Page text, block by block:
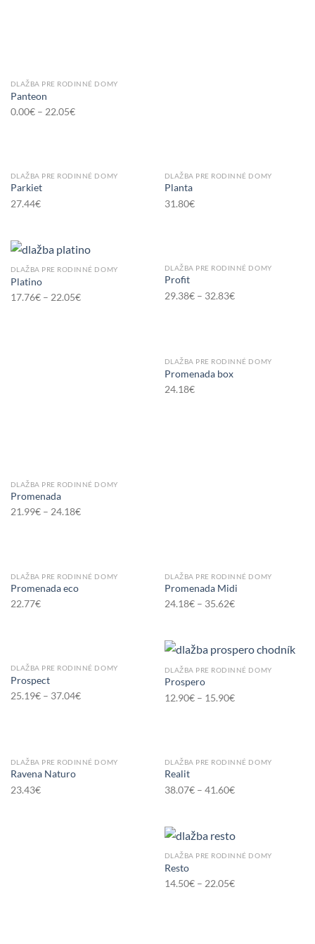
DLAŽBA PRE RODINNÉ DOMY
Panteon
0.00€– 22.05€
DLAŽBA PRE RODINNÉ DOMY
Parkiet
27.44€
DLAŽBA PRE RODINNÉ DOMY
Planta
31.80€
DLAŽBA PRE RODINNÉ DOMY
Platino
17.76€– 22.05€
DLAŽBA PRE RODINNÉ DOMY
Profit
29.38€– 32.83€
DLAŽBA PRE RODINNÉ DOMY
Promenada
21.99€– 24.18€
DLAŽBA PRE RODINNÉ DOMY
Promenada box
24.18€
DLAŽBA PRE RODINNÉ DOMY
Promenada eco
22.77€
DLAŽBA PRE RODINNÉ DOMY
Promenada Midi
24.18€– 35.62€
DLAŽBA PRE RODINNÉ DOMY
Prospect
25.19€– 37.04€
DLAŽBA PRE RODINNÉ DOMY
Prospero
12.90€– 15.90€
DLAŽBA PRE RODINNÉ DOMY
Ravena Naturo
23.43€
DLAŽBA PRE RODINNÉ DOMY
Realit
38.07€– 41.60€
DLAŽBA PRE RODINNÉ DOMY
Resto
14.50€– 22.05€